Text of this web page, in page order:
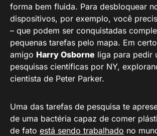
forma bem fluida. Para desbloquear
dispositivos, por exemplo, você
– que podem ser conquistadas
pequenas tarefas pelo mapa. Em
amigo Harry Osborne liga para pedir
pesquisas científicas por NY,
cientista de Peter Parker.
Uma das tarefas de pesquisa te
de uma bactéria capaz de comer
de fato está sendo trabalhado no